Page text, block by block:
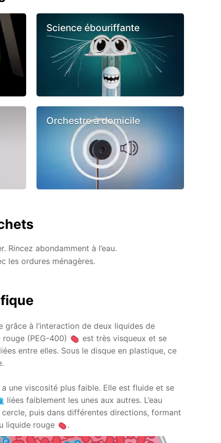
Science ébouriffante
Orchestre à domicile
Rincez abondamment à l’eau.
les ordures ménagères.
grâce à l’interaction de deux liquides de
(PEG-400)
est très visqueux et se
entre elles. Sous le disque en plastique, ce
une viscosité plus faible. Elle est fluide et se
liées faiblement les unes aux autres. L’eau
puis dans différentes directions, formant
liquide rouge
.